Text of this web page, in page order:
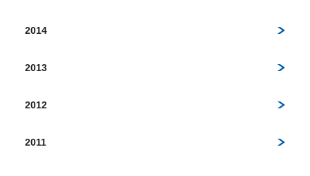
2014
2013
2012
2011